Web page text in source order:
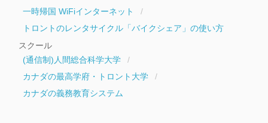
一時帰国 WiFiインターネット
トロントのレンタサイクル「バイクシェア」の使い方
スクール
(通信制)人間総合科学大学
カナダの最高学府・トロント大学
カナダの義務教育システム